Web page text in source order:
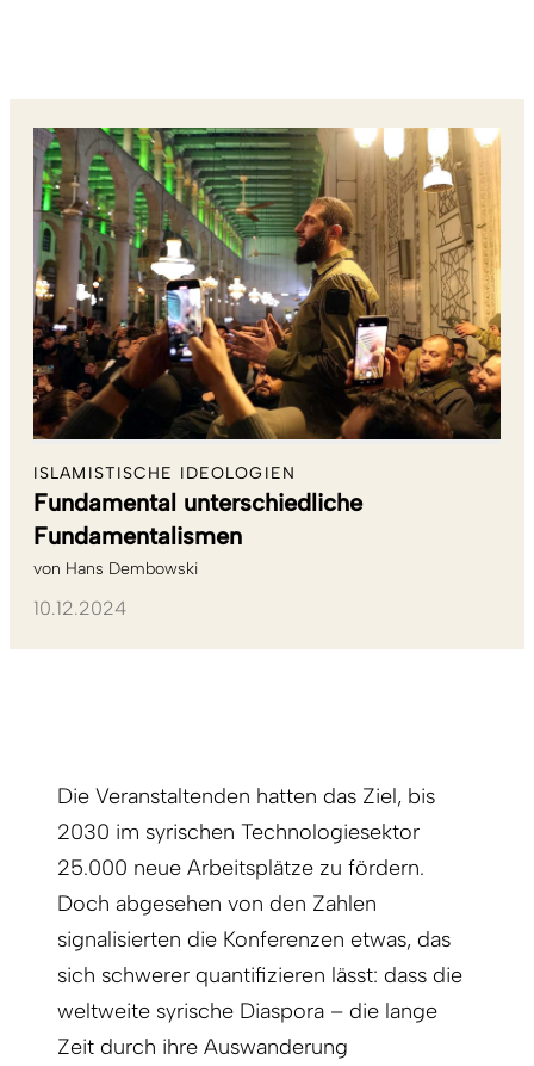
ISLAMISTISCHE IDEOLOGIEN
Fundamental unterschiedliche
Fundamentalismen
von Hans Dembowski
10.12.2024
Die Veranstaltenden hatten das Ziel, bis
2030 im syrischen Technologiesektor
25.000 neue Arbeitsplätze zu fördern.
Doch abgesehen von den Zahlen
signalisierten die Konferenzen etwas, das
sich schwerer quantifizieren lässt: dass die
weltweite syrische Diaspora – die lange
Zeit durch ihre Auswanderung